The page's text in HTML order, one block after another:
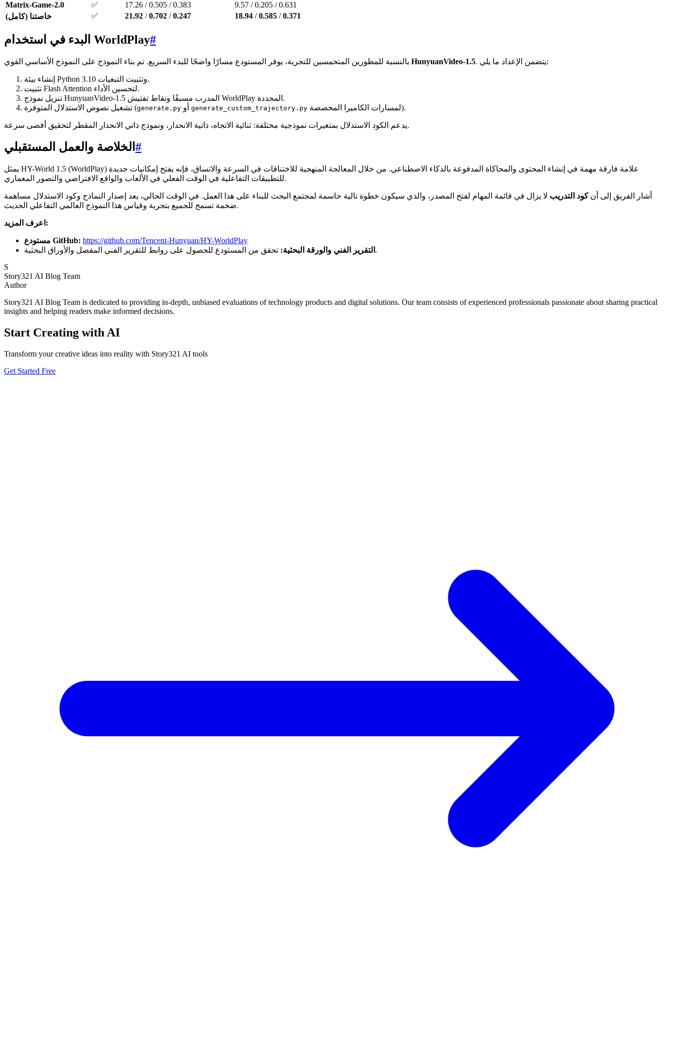
Matrix-Game-2.0
✅ 17.26 / 0.505 / 0.383
9.57 / 0.205 / 0.631
خاصتنا (كامل)
✅ 21.92 /0.702 /0.247 18.94 /0.585 /0.371
البدء في استخدام WorldPlay#
HunyuanVideo-1.5 . يتضمن الإعداد ما يلي:
إنشاء بيئة Python 3.10 وتثبيت التبعيات.
تثبيت Flash Attention لتحسين الأداء.
تنزيل نموذج HunyuanVideo-1.5 المدرب مسبقًا ونقاط تفتيش WorldPlay المحددة.
تشغيل نصوص الاستدلال المتوفرة (generate.py generate_custom_trajectory.py لمسارات الكاميرا المخصصة).
يدعم الكود الاستدلال بمتغيرات نموذجية مختلفة: ثنائية الاتجاه، ذاتية الانحدار، ونموذج ذاتي الانحدار المقطر لتحقيق أقصى سرعة.
الخلاصة والعمل المستقبلي #
يمثل HY-World 1.5 (WorldPlay) علامة فارقة مهمة في إنشاء المحتوى والمحاكاة المدفوعة بالذكاء الاصطناعي. من خلال المعالجة المنهجية للاختناقات في السرعة والاتساق، فإنه يفتح إمكانيات جديدة
للتطبيقات التفاعلية في الوقت الفعلي في الألعاب والواقع الافتراضي والتصور المعماري.
أشار الفريق إلى أنكود التدريب لا يزال في قائمة المهام لفتح المصدر، والذي سيكون خطوة تالية حاسمة لمجتمع البحث للبناء على هذا العمل. في الوقت الحالي، يعد إصدار النماذج وكود الاستدلال مساهمة
ضخمة تسمح للجميع بتجربة وقياس هذا النموذج العالمي التفاعلي الحديث.
اعرف المزيد:
مستودع GitHub: https://github.com/Tencent-Hunyuan/HY-WorldPlay
التقرير الفني والورقة البحثية: تحقق من المستودع للحصول على روابط للتقرير الفني المفصل والأوراق البحثية.
S
Story321 AI Blog Team
Author
Story321 AI Blog Team is dedicated to providing in-depth, unbiased evaluations of technology products and digital solutions. Our team consists of experienced professionals passionate about sharing practical
insights and helping readers make informed decisions.
Start Creating with AI
Transform your creative ideas into reality with Story321 AI tools
Get Started Free